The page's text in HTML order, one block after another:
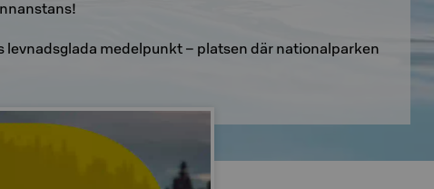
levnadsglada medelpunkt – platsen där nationalparken